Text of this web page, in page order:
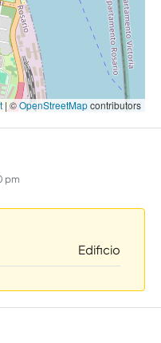
| ©OpenStreetMapcontributors
pm
Edificio